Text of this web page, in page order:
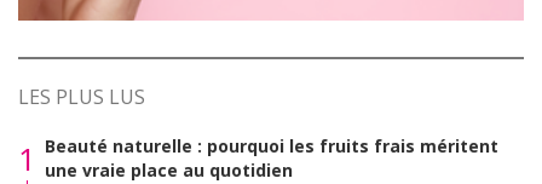
LES PLUS LUS
1
Beauté naturelle : pourquoi les fruits frais méritent
une vraie place au quotidien